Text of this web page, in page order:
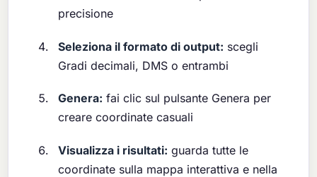
precisione
Seleziona il formato di output: scegli
Gradi decimali, DMS o entrambi
Genera: fai clic sul pulsante Genera per
creare coordinate casuali
Visualizza i risultati: guarda tutte le
coordinate sulla mappa interattiva e nella